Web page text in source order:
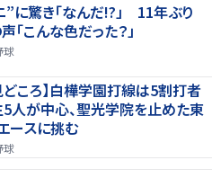
に驚き「なんだ!?」 11年ぶり
「こんな色だった？」
球
どころ】白樺学園打線は5割打者
人が中心、聖光学院を止めた東
ースに挑む
球